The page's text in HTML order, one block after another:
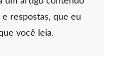
respostas, que eu
você leia.